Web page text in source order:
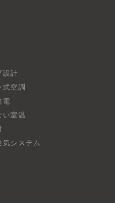
設計
式空調
電
い室温
気システム